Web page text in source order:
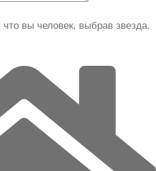
вы человек, выбрав звезда.